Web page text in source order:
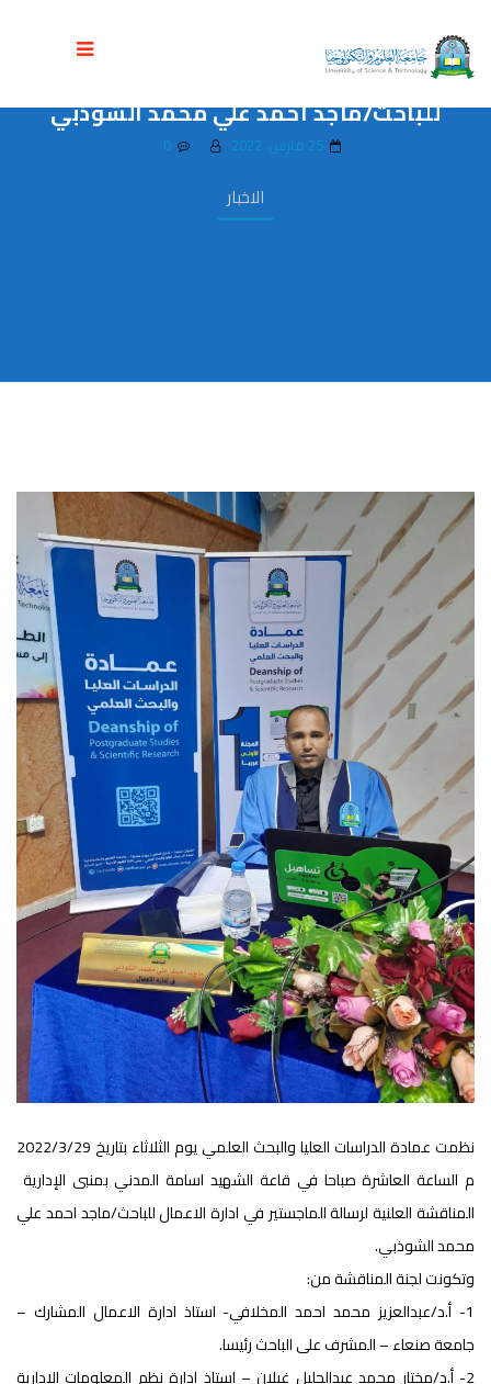
الاخبار
عمادة الدراسات العليا والبحث العلمي
تناقش رسالة ماجستير في ادارة الاعمال
للباحث/ماجد احمد علي محمد الشوذبي
25 مارس، 2022 0
نظمت عمادة الدراسات العليا والبحث العلمي يوم الثلاثاء بتاريخ 2022/3/29
م الساعة العاشرة صباحا في قاعة الشهيد اسامة المدني بمنبى الإدارية
المناقشة العلنية لرسالة الماجستير في ادارة الاعمال للباحث/ماجد احمد علي
محمد الشوذبي.
وتكونت لجنة المناقشة من:
1- أ.د/عبدالعزيز محمد احمد المخلافي- استاذ ادارة الاعمال المشارك –
جامعة صنعاء – المشرف على الباحث رئيسا.
2- أ.د/مختار محمد عبدالجليل غيلان – استاذ ادارة نظم المعلومات الادارية